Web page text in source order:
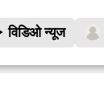
विडिओ न्यूज